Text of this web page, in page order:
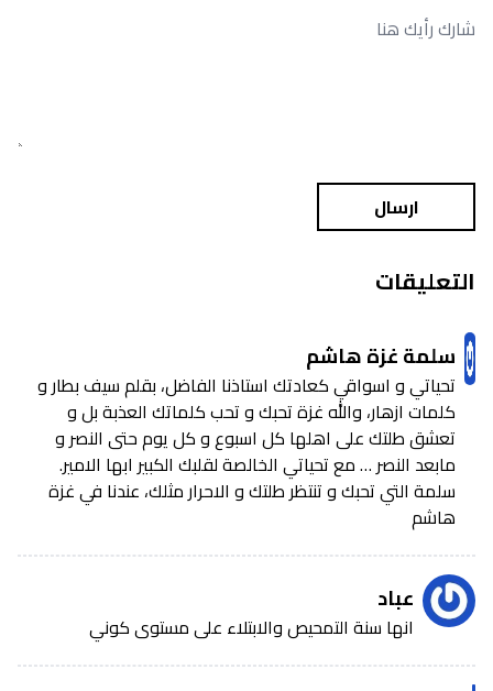
ارسال
التعليقات
سلمة غزة هاشم
تحياتي و اسواقي كعادتك استاذنا الفاضل، بقلم سيف بطار و
كلمات ازهار، والله غزة تحبك و تحب كلماتك العذبة بل و
تعشق طلتك على اهلها كل اسبوع و كل يوم حتى النصر و
مابعد النصر … مع تحياتي الخالصة لقلبك الكبير ابها الامير.
سلمة التي تحبك و تنتظر طلتك و الاحرار مثلك، عندنا في غزة
هاشم
عباد
انها سنة التمحيص والابتلاء على مستوى كوني